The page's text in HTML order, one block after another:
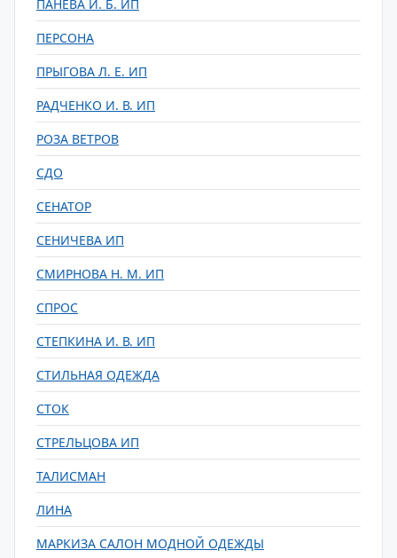
ПАНЕВА И. Б. ИП
ПЕРСОНА
ПРЫГОВА Л. Е. ИП
РАДЧЕНКО И. В. ИП
РОЗА ВЕТРОВ
СДО
СЕНАТОР
СЕНИЧЕВА ИП
СМИРНОВА Н. М. ИП
СПРОС
СТЕПКИНА И. В. ИП
СТИЛЬНАЯ ОДЕЖДА
СТОК
СТРЕЛЬЦОВА ИП
ТАЛИСМАН
ЛИНА
МАРКИЗА САЛОН МОДНОЙ ОДЕЖДЫ